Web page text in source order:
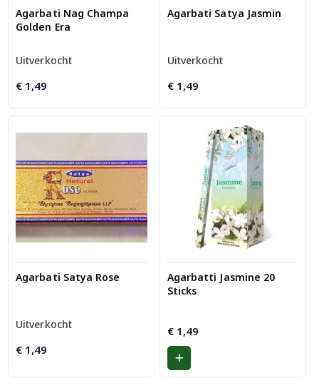
Agarbati Nag Champa
Golden Era
Uitverkocht
€ 1,49
Agarbati Satya Jasmin
Uitverkocht
€1,49
Agarbati Satya Rose
Uitverkocht
€ 1,49
Agarbatti Jasmine 20
Sticks
€1,49